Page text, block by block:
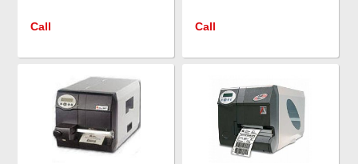
Call Call